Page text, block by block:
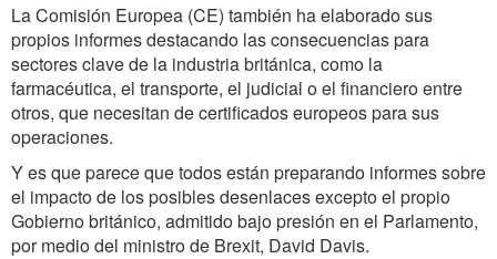
La Comisión Europea (CE) también ha elaborado sus
propios informes destacando las consecuencias para
sectores clave de la industria británica, como la
farmacéutica, el transporte, el judicial o el financiero entre
otros, que necesitan de certificados europeos para sus
operaciones.
Y es que parece que todos están preparando informes sobre
el impacto de los posibles desenlaces excepto el propio
Gobierno británico, admitido bajo presión en el Parlamento,
por medio del ministro de Brexit, David Davis.